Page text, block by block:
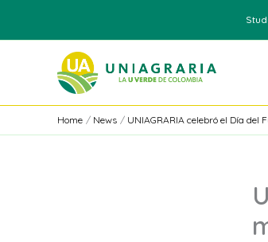
content
Home News UNIAGRARIA celebró el Día del